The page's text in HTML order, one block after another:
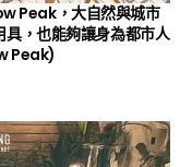
Peak，大自然與城市
，也能夠讓身為都市人
Peak)